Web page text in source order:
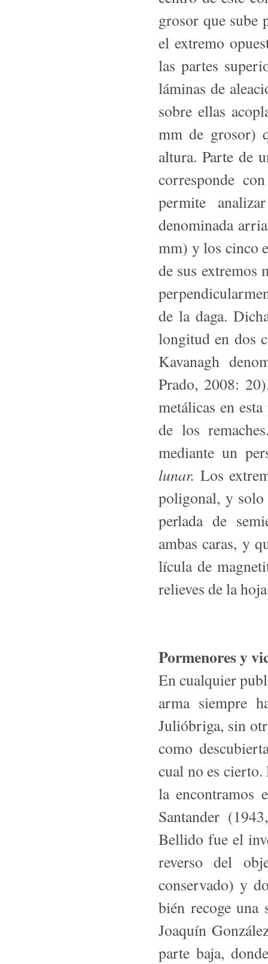
grosor que sube
el extremo
las partes
láminas de
sobre ellas
mm de grosor)
altura. Parte de
co­rresponde
permite
denominada
mm) y los cinco
de sus extremos
de la daga.
longitud en dos
Kavanagh
Prado, 2008:
metálicas en
de los
mediante un
lunar. Los
poligonal, y solo
perlada de
ambas caras, y
lícula de
relieves de la
Pormenores y
En cualquier
arma siempre
Julióbriga, sin
como
cual no es cierto.
la encontramos
Santander
Bellido fue el
reverso del
conservado) y
bién recoge una
Joaquín
parte baja,